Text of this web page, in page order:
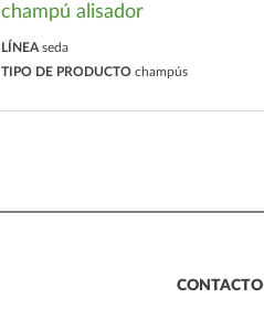
champú alisador
LÍNEA seda
TIPO DE PRODUCTO champús
CONTACTO